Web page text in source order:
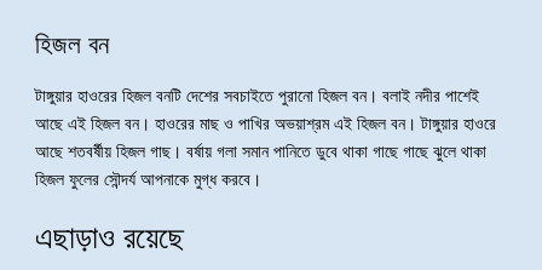
হিজল বন
টাঙ্গুয়ার হাওরের হিজল বনটি দেশের সবচাইতে পুরানো হিজল বন। বলাই নদীর পাশেই
আছে এই হিজল বন। হাওরের মাছ ও পাখির অভয়াশ্রম এই হিজল বন। টাঙ্গুয়ার হাওরে
আছে শতবর্ষীয় হিজল গাছ। বর্ষায় গলা সমান পানিতে ডুবে থাকা গাছে গাছে ঝুলে থাকা
হিজল ফুলের সৌন্দর্য আপনাকে মুগ্ধ করবে।
এছাড়াও রয়েছে